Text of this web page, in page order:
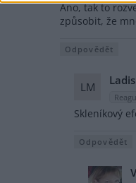
Ano, tak to
způsobit, že
Odpovědět
LM
Skleníkový
Odpovědět